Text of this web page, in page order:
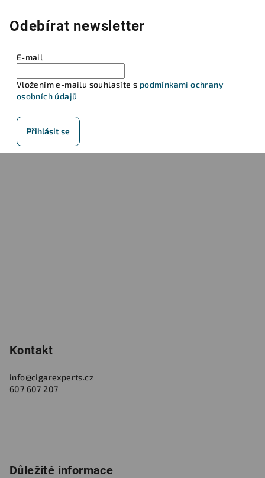
v
s
Odebírat newsletter
E-mail
Vložením e-mailu souhlasíte s podmínkami ochrany
osobních údajů
Přihlásit se
Kontakt
info@cigarexperts.cz
607 607 207
Důležité informace